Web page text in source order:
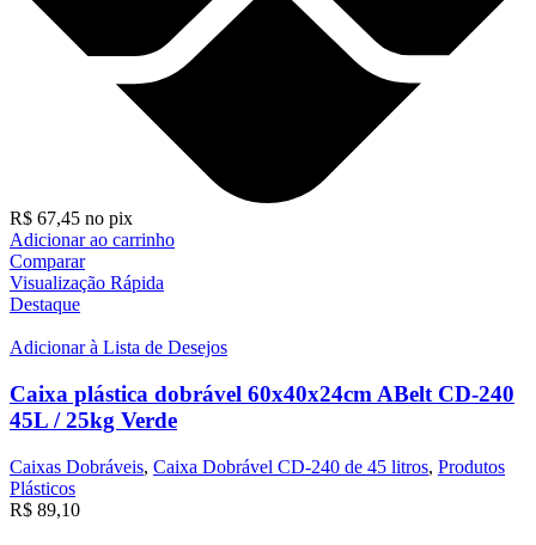
R$ 67,45 no pix
Adicionar ao carrinho
Comparar
Visualização Rápida
Destaque
Adicionar à Lista de Desejos
Caixa plástica dobrável 60x40x24cm ABelt CD-240
45L / 25kg Verde
Caixas Dobráveis, Caixa Dobrável CD-240 de 45 litros, Produtos
Plásticos
R$ 89,10